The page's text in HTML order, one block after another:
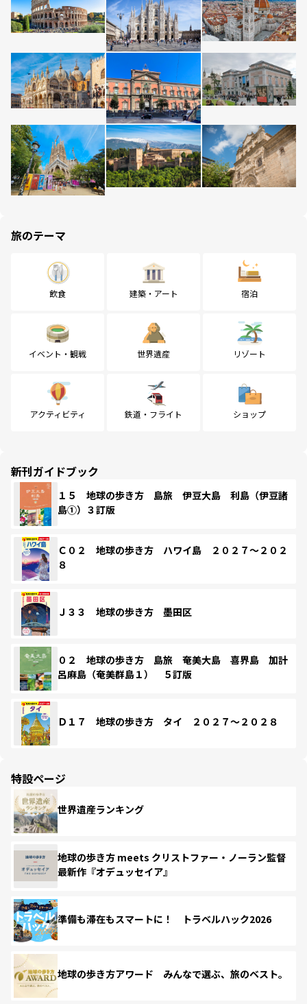
旅のテーマ
飲食 建築・アート 宿泊
イベント・観戦 世界遺産 リゾート
アクティビティ 鉄道・フライト ショップ
新刊ガイドブック
１５ 地球の歩き方 島旅 伊豆大島 利島（伊豆諸
島①）３訂版
Ｃ０２ 地球の歩き方 ハワイ島 ２０２７～２０２
８
Ｊ３３ 地球の歩き方 墨田区
０２ 地球の歩き方 島旅 奄美大島 喜界島 加計
呂麻島（奄美群島１） ５訂版
Ｄ１７ 地球の歩き方 タイ ２０２７～２０２８
特設ページ
世界遺産ランキング
地球の歩き方 meets クリストファー・ノーラン監督
最新作『オデュッセイア』
準備も滞在もスマートに！ トラベルハック2026
地球の歩き方アワード みんなで選ぶ、旅のベスト。